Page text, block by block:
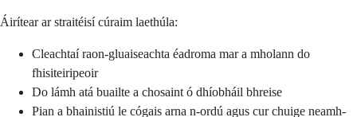
Áirítear ar straitéisí cúraim laethúla:
Cleachtaí raon-gluaiseachta éadroma mar a mholann do
fhisiteiripeoir
Do lámh atá buailte a chosaint ó dhíobháil bhreise
Pian a bhainistiú le cógais arna n-ordú agus cur chuige neamh-